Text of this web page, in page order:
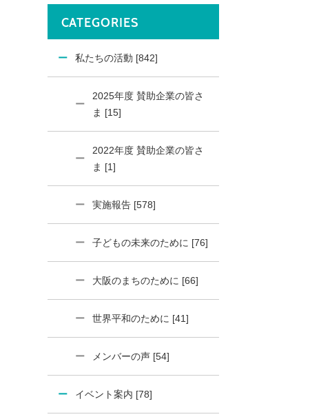
CATEGORIES
私たちの活動 [842]
2025年度 賛助企業の皆さ
ま [15]
2022年度 賛助企業の皆さ
ま [1]
実施報告 [578]
子どもの未来のために [76]
大阪のまちのために [66]
世界平和のために [41]
メンバーの声 [54]
イベント案内 [78]